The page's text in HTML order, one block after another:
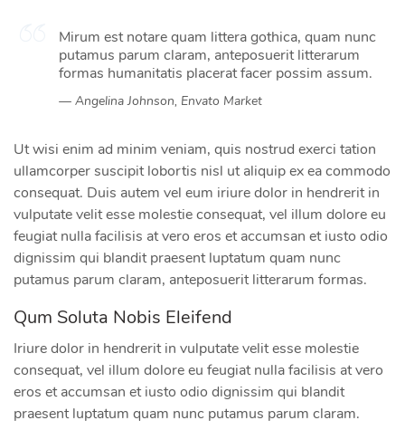
Mirum est notare quam littera gothica, quam nunc
putamus parum claram, anteposuerit litterarum
formas humanitatis placerat facer possim assum.
Angelina Johnson, Envato Market
Ut wisi enim ad minim veniam, quis nostrud exerci tation
ullamcorper suscipit lobortis nisl ut aliquip ex ea commodo
consequat. Duis autem vel eum iriure dolor in hendrerit in
vulputate velit esse molestie consequat, vel illum dolore eu
feugiat nulla facilisis at vero eros et accumsan et iusto odio
dignissim qui blandit praesent luptatum quam nunc
putamus parum claram, anteposuerit litterarum formas.
Qum Soluta Nobis Eleifend
Iriure dolor in hendrerit in vulputate velit esse molestie
consequat, vel illum dolore eu feugiat nulla facilisis at vero
eros et accumsan et iusto odio dignissim qui blandit
praesent luptatum quam nunc putamus parum claram.